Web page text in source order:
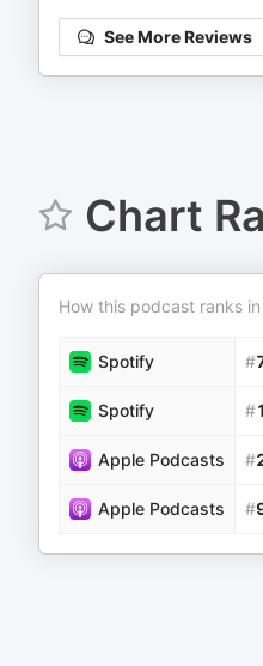
See More Reviews
Chart
How this podcast ranks
Spotify #
Spotify #
Apple Podcasts #
Apple Podcasts #